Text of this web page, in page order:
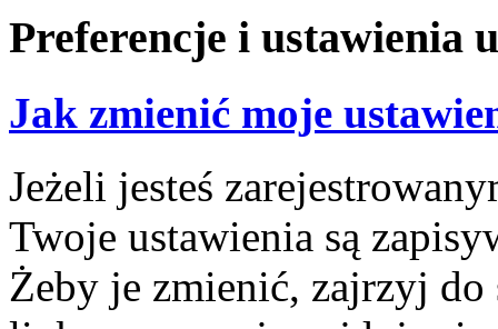
Preferencje i ustawienia
Jak zmienić moje
Jeżeli jesteś
Twoje ustawienia są
Żeby je zmienić, zajrzyj